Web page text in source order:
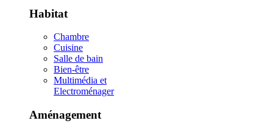
Habitat
Chambre
Cuisine
Salle de bain
Bien-être
Multimédia et
Electroménager
Aménagement